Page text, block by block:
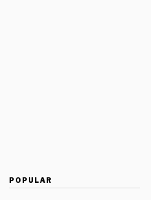
POPULAR